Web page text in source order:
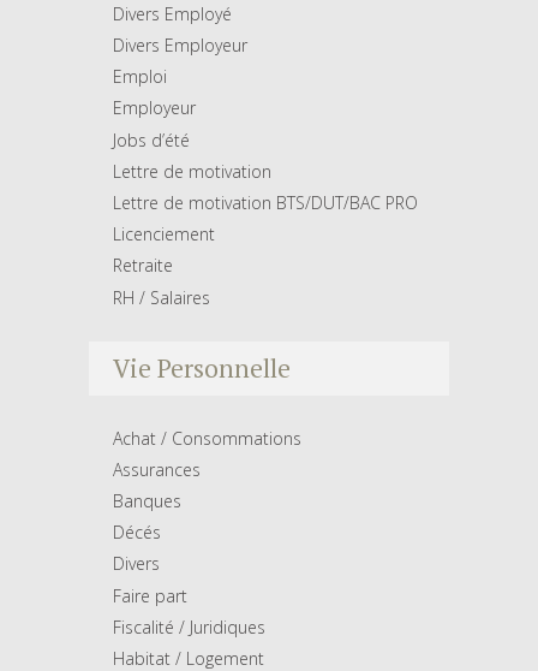
Divers Employé
Divers Employeur
Emploi
Employeur
Jobs d’été
Lettre de motivation
Lettre de motivation BTS/DUT/BAC PRO
Licenciement
Retraite
RH / Salaires
Vie Personnelle
Achat / Consommations
Assurances
Banques
Décés
Divers
Faire part
Fiscalité / Juridiques
Habitat / Logement